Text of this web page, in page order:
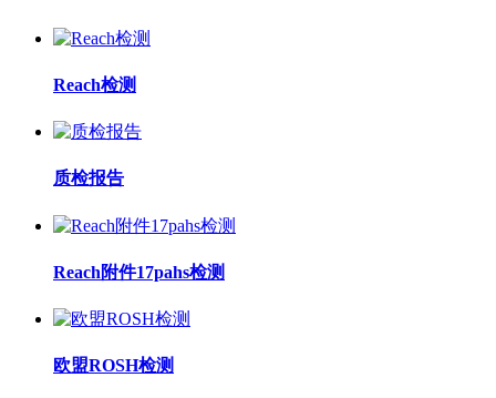
Reach检测
质检报告
Reach附件17pahs检测
欧盟ROSH检测